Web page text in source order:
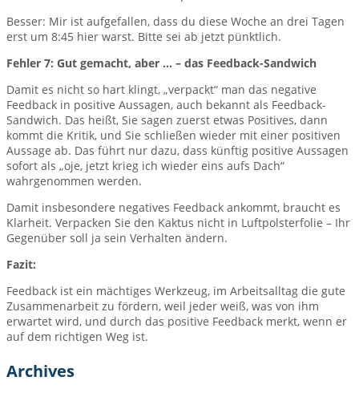
Besser: Mir ist aufgefallen, dass du diese Woche an drei Tagen
erst um 8:45 hier warst. Bitte sei ab jetzt pünktlich.
Fehler 7: Gut gemacht, aber … – das Feedback-Sandwich
Damit es nicht so hart klingt, „verpackt“ man das negative
Feedback in positive Aussagen, auch bekannt als Feedback-
Sandwich. Das heißt, Sie sagen zuerst etwas Positives, dann
kommt die Kritik, und Sie schließen wieder mit einer positiven
Aussage ab. Das führt nur dazu, dass künftig positive Aussagen
sofort als „oje, jetzt krieg ich wieder eins aufs Dach“
wahrgenommen werden.
Damit insbesondere negatives Feedback ankommt, braucht es
Klarheit. Verpacken Sie den Kaktus nicht in Luftpolsterfolie – Ihr
Gegenüber soll ja sein Verhalten ändern.
Fazit:
Feedback ist ein mächtiges Werkzeug, im Arbeitsalltag die gute
Zusammenarbeit zu fördern, weil jeder weiß, was von ihm
erwartet wird, und durch das positive Feedback merkt, wenn er
auf dem richtigen Weg ist.
Archives